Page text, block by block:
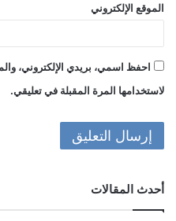
الموقع الإلكتروني
احفظ اسمي، بريدي الإلكتروني،
لاستخدامها المرة المقبلة في تعليقي.
أحدث المقالات